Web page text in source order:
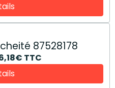
87528178
TTC